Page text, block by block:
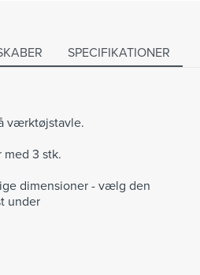
SPECIFIKATIONER
værktøjstavle.
med 3 stk.
dimensioner - vælg den
under